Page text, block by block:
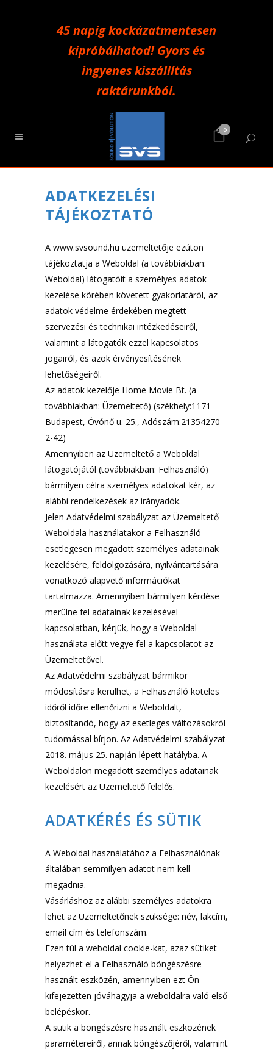
45 napig kockázatmentesen
kipróbálhatod! Gyors és
ingyenes kiszállítás
raktárunkból.
0
ADATKEZELÉSI
TÁJÉKOZTATÓ
A www.svsound.hu üzemeltetője ezúton
tájékoztatja a Weboldal (a továbbiakban:
Weboldal) látogatóit a személyes adatok
kezelése körében követett gyakorlatáról, az
adatok védelme érdekében megtett
szervezési és technikai intézkedéseiről,
valamint a látogatók ezzel kapcsolatos
jogairól, és azok érvényesítésének
lehetőségeiről.
Az adatok kezelője Home Movie Bt. (a
továbbiakban: Üzemeltető) (székhely:1171
Budapest, Óvónő u. 25., Adószám:21354270-
2-42)
Amennyiben az Üzemeltető a Weboldal
látogatójától (továbbiakban: Felhasználó)
bármilyen célra személyes adatokat kér, az
alábbi rendelkezések az irányadók.
Jelen Adatvédelmi szabályzat az Üzemeltető
Weboldala használatakor a Felhasználó
esetlegesen megadott személyes adatainak
kezelésére, feldolgozására, nyilvántartására
vonatkozó alapvető információkat
tartalmazza. Amennyiben bármilyen kérdése
merülne fel adatainak kezelésével
kapcsolatban, kérjük, hogy a Weboldal
használata előtt vegye fel a kapcsolatot az
Üzemeltetővel.
Az Adatvédelmi szabályzat bármikor
módosításra kerülhet, a Felhasználó köteles
időről időre ellenőrizni a Weboldalt,
biztosítandó, hogy az esetleges változásokról
tudomással bírjon. Az Adatvédelmi szabályzat
2018. május 25. napján lépett hatályba. A
Weboldalon megadott személyes adatainak
kezelésért az Üzemeltető felelős.
ADATKÉRÉS ÉS SÜTIK
A Weboldal használatához a Felhasználónak
általában semmilyen adatot nem kell
megadnia.
Vásárláshoz az alábbi személyes adatokra
lehet az Üzemeltetőnek szüksége: név, lakcím,
email cím és telefonszám.
Ezen túl a weboldal cookie-kat, azaz sütiket
helyezhet el a Felhasználó böngészésre
használt eszközén, amennyiben ezt Ön
kifejezetten jóváhagyja a weboldalra való első
belépéskor.
A sütik a böngészésre használt eszközének
paramétereiről, annak böngészőjéről, valamint